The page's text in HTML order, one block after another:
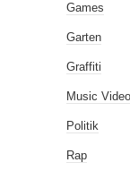
Games
Garten
Graffiti
Music Video
Politik
Rap